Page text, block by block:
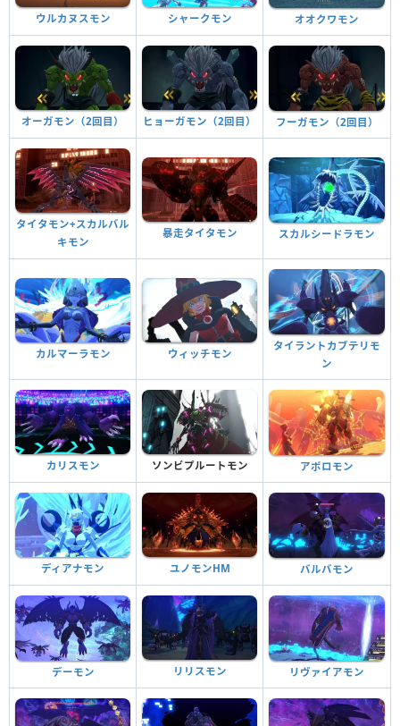
ウルカヌスモン シャークモン オオクワモン
オーガモン（2回目） ヒョーガモン（2回目） フーガモン（2回目）
タイタモン+スカルバル
キモン
暴走タイタモン スカルシードラモン
カルマーラモン ウィッチモン
タイラントカブテリモ
ン
カリスモン ソンビプルートモン アポロモン
ディアナモン ユノモンHM バルバモン
デーモン リリスモン リヴァイアモン